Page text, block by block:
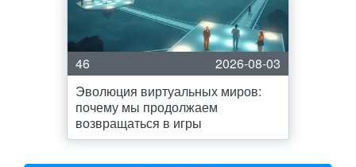
46
2026-08-03
Эволюция виртуальных миров:
почему мы продолжаем
возвращаться в игры